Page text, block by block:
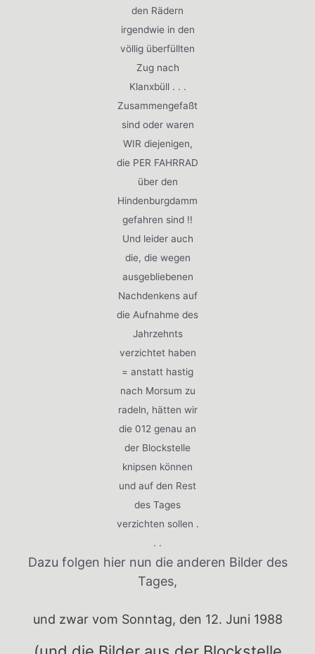
den Rädern
irgendwie in den
völlig überfüllten
Zug nach
Klanxbüll . . .
Zusammengefaßt
sind oder waren
WIR diejenigen,
die PER FAHRRAD
über den
Hindenburgdamm
gefahren sind !!
Und leider auch
die, die wegen
ausgebliebenen
Nachdenkens auf
die Aufnahme des
Jahrzehnts
verzichtet haben
= anstatt hastig
nach Morsum zu
radeln, hätten wir
die 012 genau an
der Blockstelle
knipsen können
und auf den Rest
des Tages
verzichten sollen .
. .
Dazu folgen hier nun die anderen Bilder des
Tages,
und zwar vom Sonntag, den 12. Juni 1988